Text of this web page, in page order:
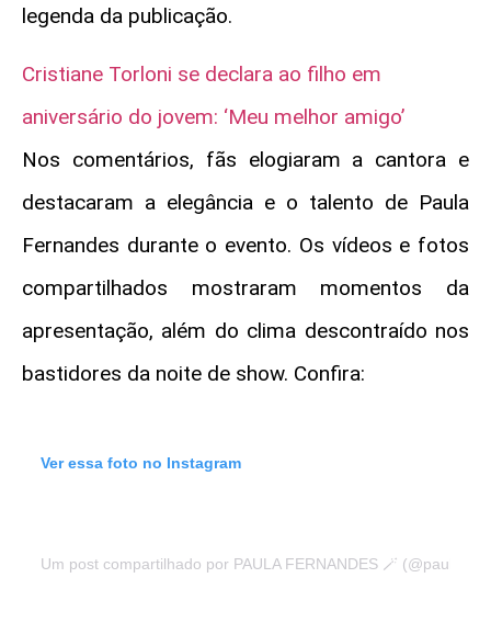
legenda da publicação.
Cristiane Torloni se declara ao filho em
aniversário do jovem: ‘Meu melhor amigo’
Nos comentários, fãs elogiaram a cantora e
destacaram a elegância e o talento de Paula
Fernandes durante o evento. Os vídeos e fotos
compartilhados mostraram momentos da
apresentação, além do clima descontraído nos
bastidores da noite de show. Confira:
Ver essa foto no Instagram
Um post compartilhado por PAULA FERNANDES 🪄